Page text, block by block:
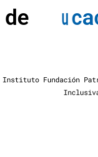
uca
Instituto Fundación